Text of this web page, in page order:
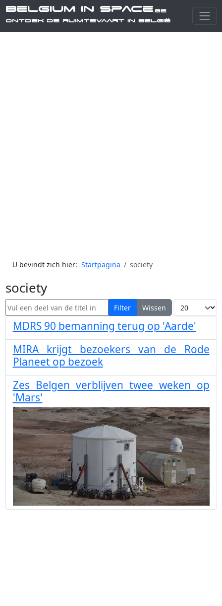
Belgium in Space.be
Ontdek de ruimtevaart in België
U bevindt zich hier: Startpagina society
society
Vul een deel van de titel in Filter Wissen Toon #
MDRS 90 bemanning terug op 'Aarde'
MIRA krijgt bezoekers van de Rode
Planeet op bezoek
Zes Belgen verblijven twee weken op
'Mars'